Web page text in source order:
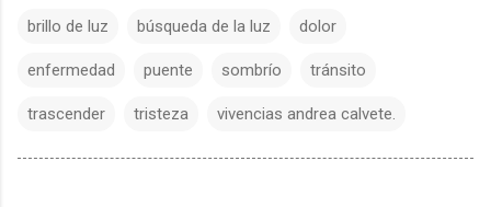
brillo de luz búsqueda de la luz dolor
enfermedad puente sombrío tránsito
trascender tristeza vivencias andrea calvete.